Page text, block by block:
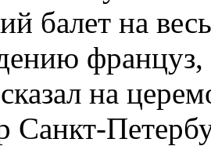
балет на
на
Санкт-